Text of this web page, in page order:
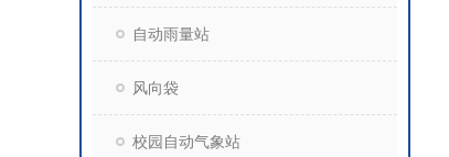
自动雨量站
风向袋
校园自动气象站